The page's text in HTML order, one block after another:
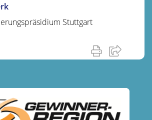
Stuttgart